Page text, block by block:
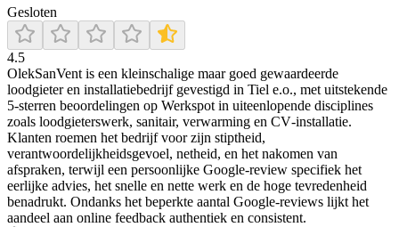
Gesloten
4.5
OlekSanVent is een kleinschalige maar goed gewaardeerde
loodgieter en installatiebedrijf gevestigd in Tiel e.o., met uitstekende
5‑sterren beoordelingen op Werkspot in uiteenlopende disciplines
zoals loodgieterswerk, sanitair, verwarming en CV‑installatie.
Klanten roemen het bedrijf voor zijn stiptheid,
verantwoordelijkheidsgevoel, netheid, en het nakomen van
afspraken, terwijl een persoonlijke Google‑review specifiek het
eerlijke advies, het snelle en nette werk en de hoge tevredenheid
benadrukt. Ondanks het beperkte aantal Google‑reviews lijkt het
aandeel aan online feedback authentiek en consistent.